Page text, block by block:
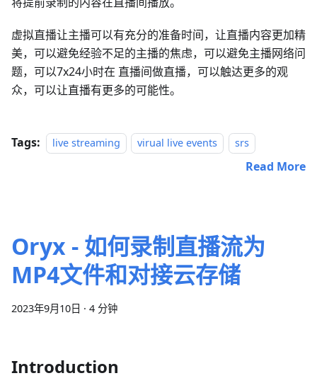
虚拟直播让主播可以有充分的准备时间，让直播内容更加精
美，可以避免经验不足的主播的焦虑，可以避免主播网络问
题，可以7x24小时在 直播间做直播，可以触达更多的观
众，可以让直播有更多的可能性。
Tags: live streaming virual live events srs
Read More
Oryx - 如何录制直播流为
MP4文件和对接云存储
2023年9月10日 · 4 分钟
Introduction